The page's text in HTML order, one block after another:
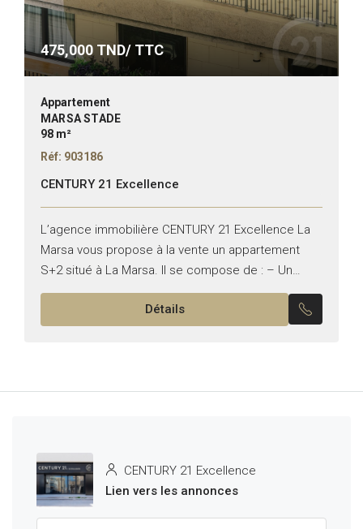
475,000 TND/ TTC
Appartement
MARSA STADE
98 m²
Réf: 903186
CENTURY 21 Excellence
L’agence immobilière CENTURY 21 Excellence La
Marsa vous propose à la vente un appartement
S+2 situé à La Marsa. Il se compose de : – Un
salon lumineux – Deux chambres à...
Détails
CENTURY 21 Excellence
Lien vers les annonces